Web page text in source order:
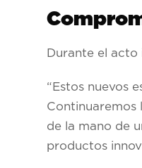
Durante el acto
“Estos nuevos
Continuaremos
de la mano de
productos